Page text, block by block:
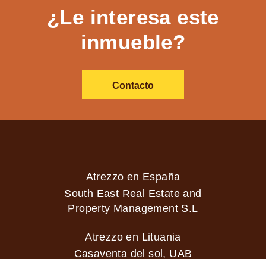
¿Le interesa este
inmueble?
Contacto
Atrezzo en España
South East Real Estate and
Property Management S.L
Atrezzo en Lituania
Casaventa del sol, UAB